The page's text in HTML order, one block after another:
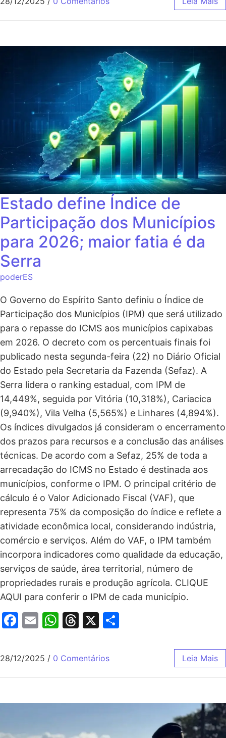
Estado define Índice de
Participação dos Municípios
para 2026; maior fatia é da
Serra
poderES
O Governo do Espírito Santo definiu o Índice de
Participação dos Municípios (IPM) que será utilizado
para o repasse do ICMS aos municípios capixabas
em 2026. O decreto com os percentuais finais foi
publicado nesta segunda-feira (22) no Diário Oficial
do Estado pela Secretaria da Fazenda (Sefaz). A
Serra lidera o ranking estadual, com IPM de
14,449%, seguida por Vitória (10,318%), Cariacica
(9,940%), Vila Velha (5,565%) e Linhares (4,894%).
Os índices divulgados já consideram o encerramento
dos prazos para recursos e a conclusão das análises
técnicas. De acordo com a Sefaz, 25% de toda a
arrecadação do ICMS no Estado é destinada aos
municípios, conforme o IPM. O principal critério de
cálculo é o Valor Adicionado Fiscal (VAF), que
representa 75% da composição do índice e reflete a
atividade econômica local, considerando indústria,
comércio e serviços. Além do VAF, o IPM também
incorpora indicadores como qualidade da educação,
serviços de saúde, área territorial, número de
propriedades rurais e produção agrícola. CLIQUE
AQUI para conferir o IPM de cada município.
Facebook
EmailWhatsApp
Threads
X
28/12/2025 / 0 Comentários Leia Mais